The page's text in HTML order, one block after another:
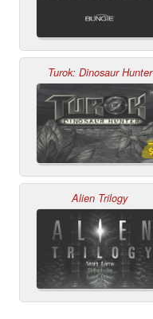
Turok: Dinosaur Hunter
Alien Trilogy